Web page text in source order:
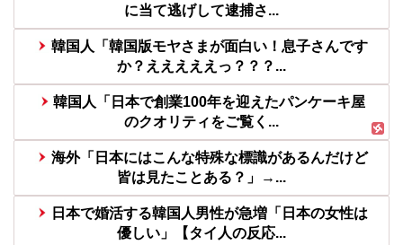
に当て逃げして逮捕さ...
韓国人「韓国版モヤさまが面白い！息子さんです
か？えええええっ？？？...
韓国人「日本で創業100年を迎えたパンケーキ屋
のクオリティをご覧く...
海外「日本にはこんな特殊な標識があるんだけど
皆は見たことある？」→...
日本で婚活する韓国人男性が急増「日本の女性は
優しい」【タイ人の反応...